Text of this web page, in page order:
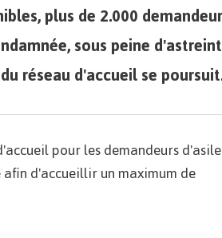
plus de 2.000
sous peine
réseau d'accueil se
pour les demandeurs
d'accueillir un maximum de